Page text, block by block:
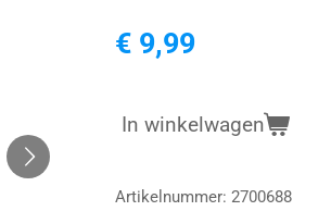
€ 9,99
In winkelwagen
Artikelnummer: 2700688